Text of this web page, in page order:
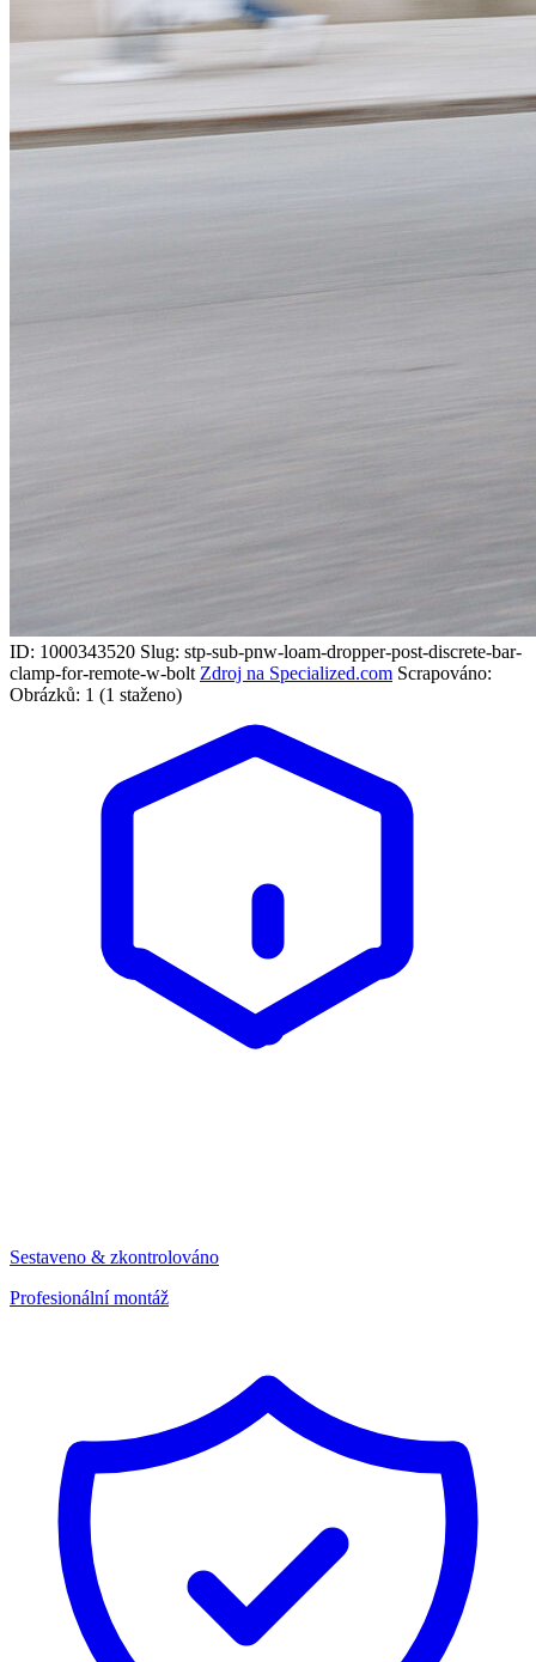
ID: 1000343520 Slug: stp-sub-pnw-loam-dropper-post-discrete-bar-
clamp-for-remote-w-bolt Zdroj na Specialized.com Scrapováno:
Obrázků: 1 (1 staženo)
Sestaveno & zkontrolováno
Profesionální montáž